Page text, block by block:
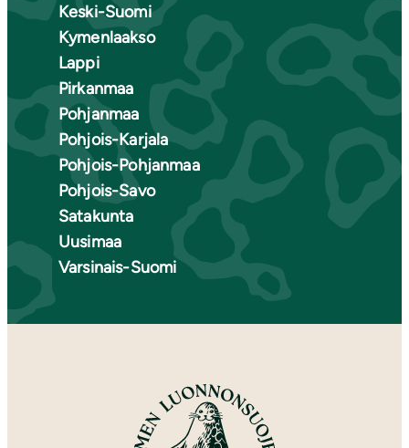
Keski-Suomi
Kymenlaakso
Lappi
Pirkanmaa
Pohjanmaa
Pohjois-Karjala
Pohjois-Pohjanmaa
Pohjois-Savo
Satakunta
Uusimaa
Varsinais-Suomi